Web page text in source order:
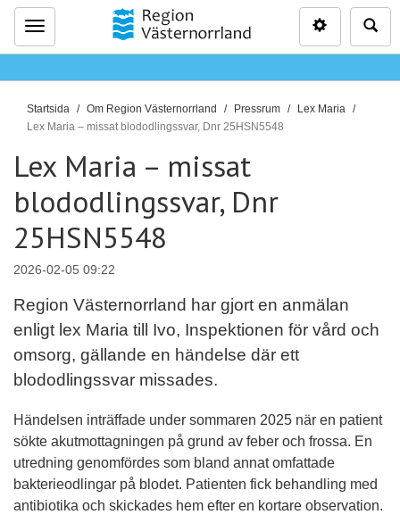
Meny
D
u
r
h
ä
r
:
Startsida Om Region Västernorrland Pressrum
Lex Maria
Lex Maria – missat blododlingssvar, Dnr 25HSN5548
Lex Maria – missat
blododlingssvar, Dnr
25HSN5548
2026-02-05 09:22
Region Västernorrland har gjort en anmälan
enligt lex Maria till Ivo, Inspektionen för vård och
omsorg, gällande en händelse där ett
blododlingssvar missades.
Händelsen inträffade under sommaren 2025 när en patient
sökte akutmottagningen på grund av feber och frossa. En
utredning genomfördes som bland annat omfattade
bakterieodlingar på blodet. Patienten fick behandling med
antibiotika och skickades hem efter en kortare observation.